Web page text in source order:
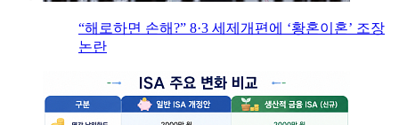
“해로하면 손해?” 8·3 세제개편에 ‘황혼이혼’ 조장
논란